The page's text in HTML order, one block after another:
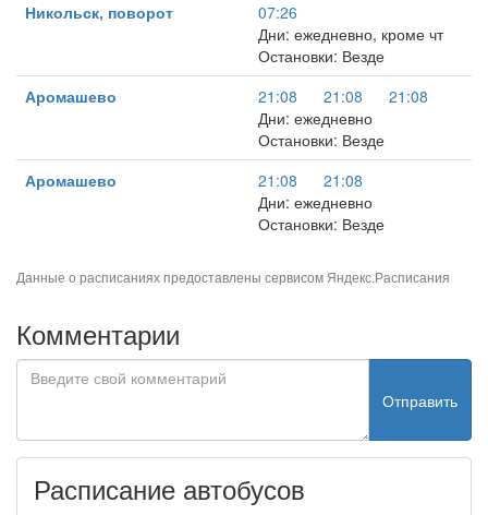
Никольск, поворот
07:26
Дни: ежедневно, кроме чт
Остановки: Везде
Аромашево
21:08 21:08
21:08
Дни: ежедневно
Остановки: Везде
Аромашево
21:08
21:08
Дни: ежедневно
Остановки: Везде
Данные о расписаниях предоставлены сервисом Яндекс.Расписания
Комментарии
Отправить
Расписание автобусов